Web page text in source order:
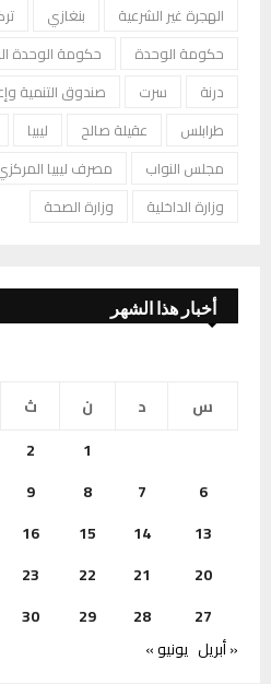
الهجرة غير الشرعية
بنغازي
حكومة الوحدة
حكومة الوحدة
درنة
سرت صندوق التنمية
طرابلس
عقيلة صالح ليبيا
مجلس النواب
مصرف ليبيا
وزارة الداخلية
وزارة الصحة
أخبار هذا الشهر
س
د ن ث
1
2
6
7
8
9
13
14
15
16
20
21
22
23
27
28
29
30
« أبريل يونيو »